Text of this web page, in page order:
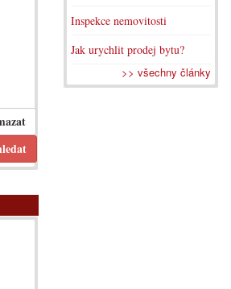
Inspekce nemovitosti
Jak urychlit prodej bytu?
>> všechny články